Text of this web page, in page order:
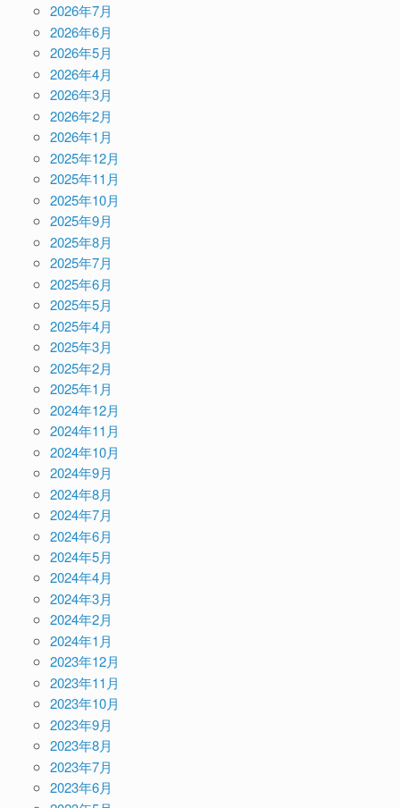
2026年7月
2026年6月
2026年5月
2026年4月
2026年3月
2026年2月
2026年1月
2025年12月
2025年11月
2025年10月
2025年9月
2025年8月
2025年7月
2025年6月
2025年5月
2025年4月
2025年3月
2025年2月
2025年1月
2024年12月
2024年11月
2024年10月
2024年9月
2024年8月
2024年7月
2024年6月
2024年5月
2024年4月
2024年3月
2024年2月
2024年1月
2023年12月
2023年11月
2023年10月
2023年9月
2023年8月
2023年7月
2023年6月